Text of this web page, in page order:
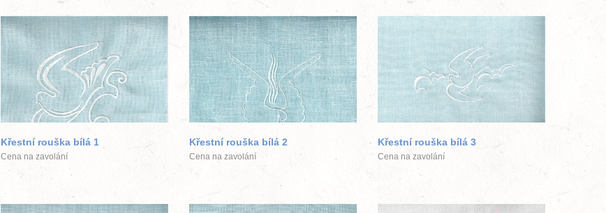
větší obrázek
Křestní rouška bílá 1
Cena na zavolání
větší obrázek
Křestní rouška bílá 2
Cena na zavolání
větší obrázek
Křestní rouška bílá 3
Cena na zavolání